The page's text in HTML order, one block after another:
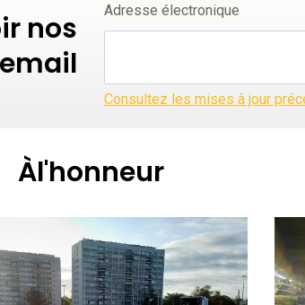
nos
Adresse électronique
Consultez les mises à jour
Àl'honneur